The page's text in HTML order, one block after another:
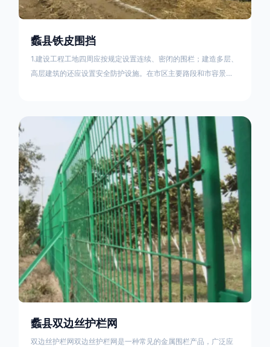
蠡县铁皮围挡
1.建设工程工地四周应按规定设置连续、密闭的围栏；建造多层、
高层建筑的还应设置安全防护设施。在市区主要路段和市容景观
料应保证围栏稳固、整洁、美观。市政工程项目工地，可按工程
进度分段设置围栏或按规定使用统一的连续性护栏设施。施工单
位不得在工地围栏外堆放建筑材料、垃圾和工程渣土。在
蠡县双边丝护栏网
双边丝护栏网双边丝护栏网是一种常见的金属围栏产品，广泛应